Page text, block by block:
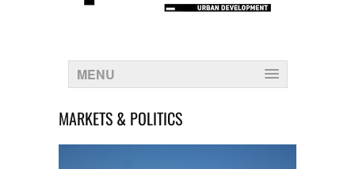
MENU
MARKETS & POLITICS